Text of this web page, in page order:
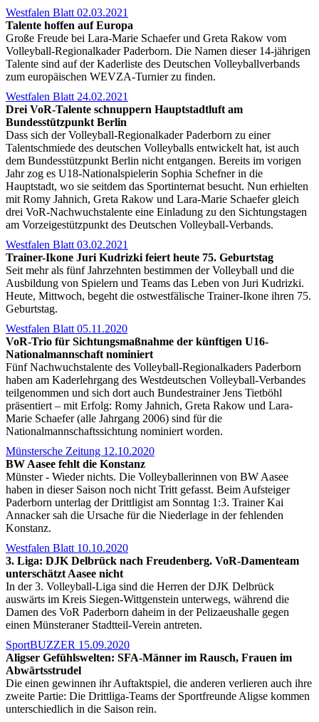
Westfalen Blatt 02.03.2021
Talente hoffen auf Europa
Große Freude bei Lara-Marie Schaefer und Greta Rakow vom
Volleyball-Regionalkader Paderborn. Die Namen dieser 14-jährigen
Talente sind auf der Kaderliste des Deutschen Volleyballverbands
zum europäischen WEVZA-Turnier zu finden.
Westfalen Blatt 24.02.2021
Drei VoR-Talente schnuppern Hauptstadtluft am
Bundesstützpunkt Berlin
Dass sich der Volleyball-Regionalkader Paderborn zu einer
Talentschmiede des deutschen Volleyballs entwickelt hat, ist auch
dem Bundesstützpunkt Berlin nicht entgangen. Bereits im vorigen
Jahr zog es U18-Nationalspielerin Sophia Schefner in die
Hauptstadt, wo sie seitdem das Sportinternat besucht. Nun erhielten
mit Romy Jahnich, Greta Rakow und Lara-Marie Schaefer gleich
drei VoR-Nachwuchstalente eine Einladung zu den Sichtungstagen
am Vorzeigestützpunkt des Deutschen Volleyball-Verbands.
Westfalen Blatt 03.02.2021
Trainer-Ikone Juri Kudrizki feiert heute 75. Geburtstag
Seit mehr als fünf Jahrzehnten bestimmen der Volleyball und die
Ausbildung von Spielern und Teams das Leben von Juri Kudrizki.
Heute, Mittwoch, begeht die ostwestfälische Trainer-Ikone ihren 75.
Geburtstag.
Westfalen Blatt 05.11.2020
VoR-Trio für Sichtungsmaßnahme der künftigen U16-
Nationalmannschaft nominiert
Fünf Nachwuchstalente des Volleyball-Regionalkaders Paderborn
haben am Kaderlehrgang des Westdeutschen Volleyball-Verbandes
teilgenommen und sich dort auch Bundestrainer Jens Tietböhl
präsentiert – mit Erfolg: Romy Jahnich, Greta Rakow und Lara-
Marie Schaefer (alle Jahrgang 2006) sind für die
Nationalmannschaftssichtung nominiert worden.
Münstersche Zeitung 12.10.2020
BW Aasee fehlt die Konstanz
Münster - Wieder nichts. Die Volleyballerinnen von BW Aasee
haben in dieser Saison noch nicht Tritt gefasst. Beim Aufsteiger
Paderborn unterlag der Drittligist am Sonntag 1:3. Trainer Kai
Annacker sah die Ursache für die Niederlage in der fehlenden
Konstanz.
Westfalen Blatt 10.10.2020
3. Liga: DJK Delbrück nach Freudenberg. VoR-Damenteam
unterschätzt Aasee nicht
In der 3. Volleyball-Liga sind die Herren der DJK Delbrück
auswärts im Kreis Siegen-Wittgenstein unterwegs, während die
Damen des VoR Paderborn daheim in der Pelizaeushalle gegen
einen Münsteraner Stadtteil-Verein antreten.
SportBUZZER 15.09.2020
Aligser Gefühlswelten: SFA-Männer im Rausch, Frauen im
Abwärtsstrudel
Die einen gewinnen ihr Auftaktspiel, die anderen verlieren auch ihre
zweite Partie: Die Drittliga-Teams der Sportfreunde Aligse kommen
unterschiedlich in die Saison rein.